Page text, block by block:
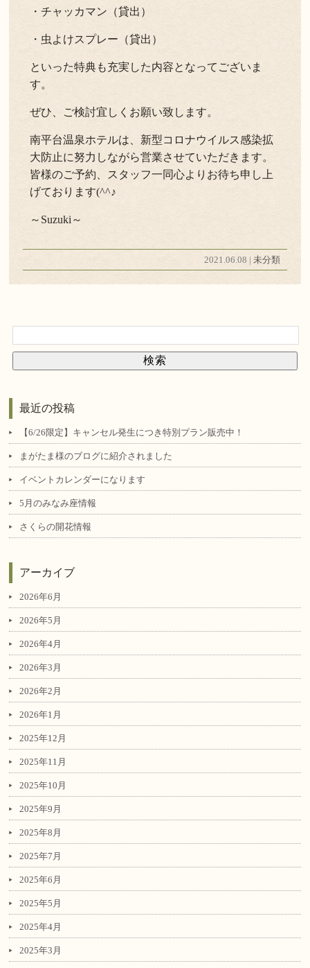
・チャッカマン（貸出）
・虫よけスプレー（貸出）
といった特典も充実した内容となってございま
す。
ぜひ、ご検討宜しくお願い致します。
南平台温泉ホテルは、新型コロナウイルス感染拡
大防止に努力しながら営業させていただきます。
皆様のご予約、スタッフ一同心よりお待ち申し上
げております(^^♪
～Suzuki～
2021.06.08 | 未分類
最近の投稿
【6/26限定】キャンセル発生につき特別プラン販売中！
まがたま様のブログに紹介されました
イベントカレンダーになります
5月のみなみ座情報
さくらの開花情報
アーカイブ
2026年6月
2026年5月
2026年4月
2026年3月
2026年2月
2026年1月
2025年12月
2025年11月
2025年10月
2025年9月
2025年8月
2025年7月
2025年6月
2025年5月
2025年4月
2025年3月